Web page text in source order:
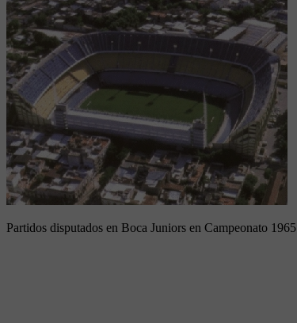
Partidos disputados en Boca Juniors en Campeonato 1965